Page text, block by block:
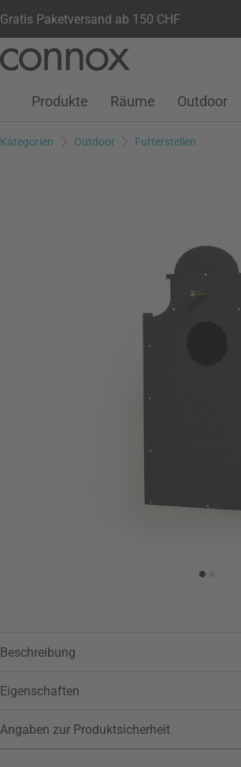
Gratis Paketversand ab 150 CHF
Seiteninhalt
Suchfeld
Kundenkonto
Wunschliste
Warenkorb
Produkte Räume Outdoor
Kategorien Outdoor Futterstellen
Beschreibung
Eigenschaften
Angaben zur Produktsicherheit